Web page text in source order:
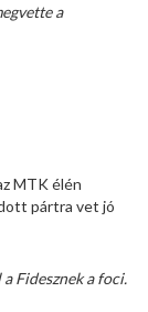
a
MTK élén
pártra vet jó
Fidesznek a foci.